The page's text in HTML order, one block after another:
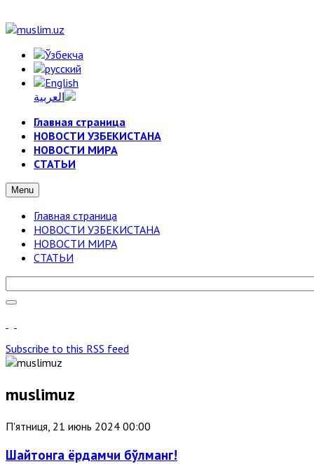
Главная страница
НОВОСТИ УЗБЕКИСТАНА
НОВОСТИ МИРА
СТАТЬИ
Menu
Главная страница
НОВОСТИ УЗБЕКИСТАНА
НОВОСТИ МИРА
СТАТЬИ
Subscribe to this RSS feed
muslimuz
П'ятниця, 21 июнь 2024 00:00
Шайтонга ёрдамчи бўлманг!